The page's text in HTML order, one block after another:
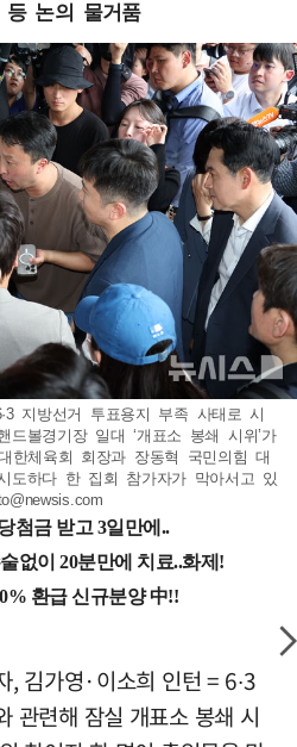
등 논의 물거품
지방선거 투표용지 부족 사태로 시
볼경기장 일대 ‘개표소 봉쇄 시위’가
한체육회 회장과 장동혁 국민의힘 대
도하다 한 집회 참가자가 막아서고 있
, 김가영·이소희 인턴 = 6∙3
관련해 잠실 개표소 봉쇄 시